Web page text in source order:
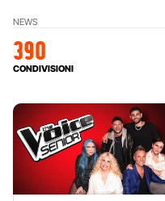
NEWS
390
CONDIVISIONI